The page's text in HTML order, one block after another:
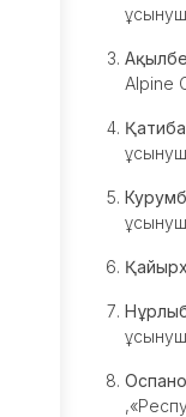
Қазақстан
туралы
мәліметтері
Alpine